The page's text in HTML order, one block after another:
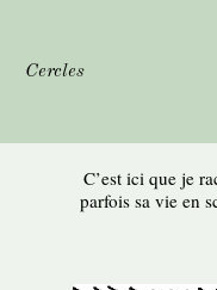
Cercles
C’est ici que je
parfois sa vie en